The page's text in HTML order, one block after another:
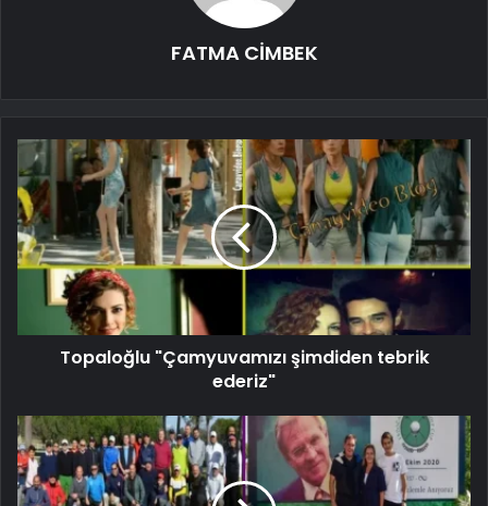
FATMA CİMBEK
Topaloğlu "Çamyuvamızı şimdiden tebrik
ederiz"